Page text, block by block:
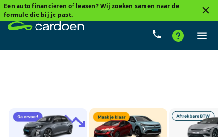
Een autofinancieren of leasen? Wij zoeken samen naar de
formule die bij je past.
Van 0 km tot 10.000 km